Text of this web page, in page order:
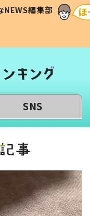
令和の親
NEWS編集部 「涙が
い」
SNS